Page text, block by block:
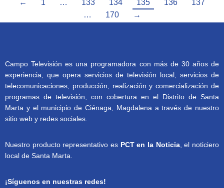
← 1 … 133 134 135 136
137
…
170 →
Campo Televisión es una programadora con más de 30 años de
experiencia, que opera servicios de televisión local, servicios de
telecomunicaciones, producción, realización y comercialización de
programas de televisión, con cobertura en el Distrito de Santa
Marta y el municipio de Ciénaga, Magdalena a través de nuestro
sitio web y redes sociales.
Nuestro producto representativo es PCT en la Noticia, el noticiero
local de Santa Marta.
¡Síguenos en nuestras redes!